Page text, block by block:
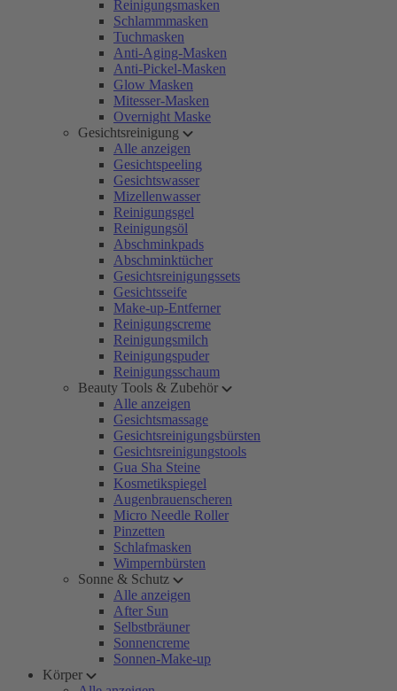
Reinigungsmasken
Schlammmasken
Tuchmasken
Anti-Aging-Masken
Anti-Pickel-Masken
Glow Masken
Mitesser-Masken
Overnight Maske
Gesichtsreinigung
Alle anzeigen
Gesichtspeeling
Gesichtswasser
Mizellenwasser
Reinigungsgel
Reinigungsöl
Abschminkpads
Abschminktücher
Gesichtsreinigungssets
Gesichtsseife
Make-up-Entferner
Reinigungscreme
Reinigungsmilch
Reinigungspuder
Reinigungsschaum
Beauty Tools & Zubehör
Alle anzeigen
Gesichtsmassage
Gesichtsreinigungsbürsten
Gesichtsreinigungstools
Gua Sha Steine
Kosmetikspiegel
Augenbrauenscheren
Micro Needle Roller
Pinzetten
Schlafmasken
Wimpernbürsten
Sonne & Schutz
Alle anzeigen
After Sun
Selbstbräuner
Sonnencreme
Sonnen-Make-up
Körper